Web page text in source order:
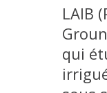
ENGINEERING
EDUCATION AND
DOCTORAL
LAIB
qui